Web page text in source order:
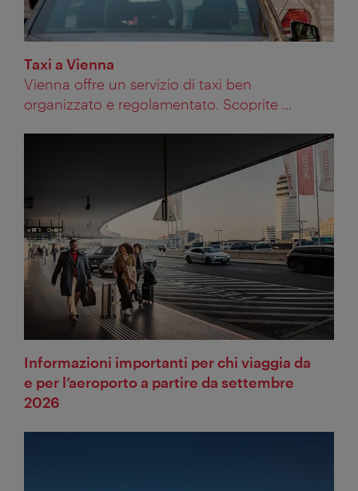
Taxi a Vienna
Vienna offre un servizio di taxi ben
organizzato e regolamentato. Scoprite ...
Informazioni importanti per chi viaggia da
e per l’aeroporto a partire da settembre
2026